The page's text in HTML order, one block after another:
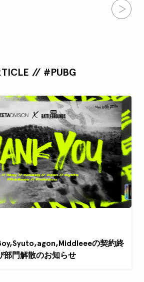
// #PUBG
の契約終
部門解散のお知らせ